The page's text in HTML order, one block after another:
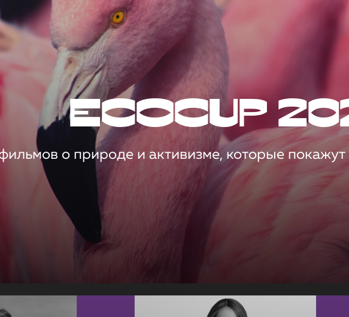
ECOCUP
о природе и активизме, которые